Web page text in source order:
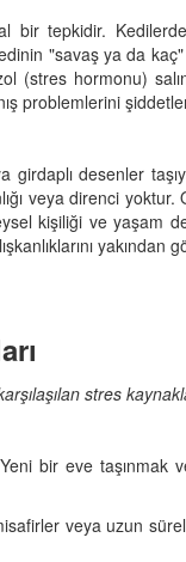
bir tepkidir.
"savaş ya da
(stres hormonu)
problemlerini
girdaplı desenler
veya direnci
kişiliği ve yaşam
stres
bir eve taşınmak
veya uzun